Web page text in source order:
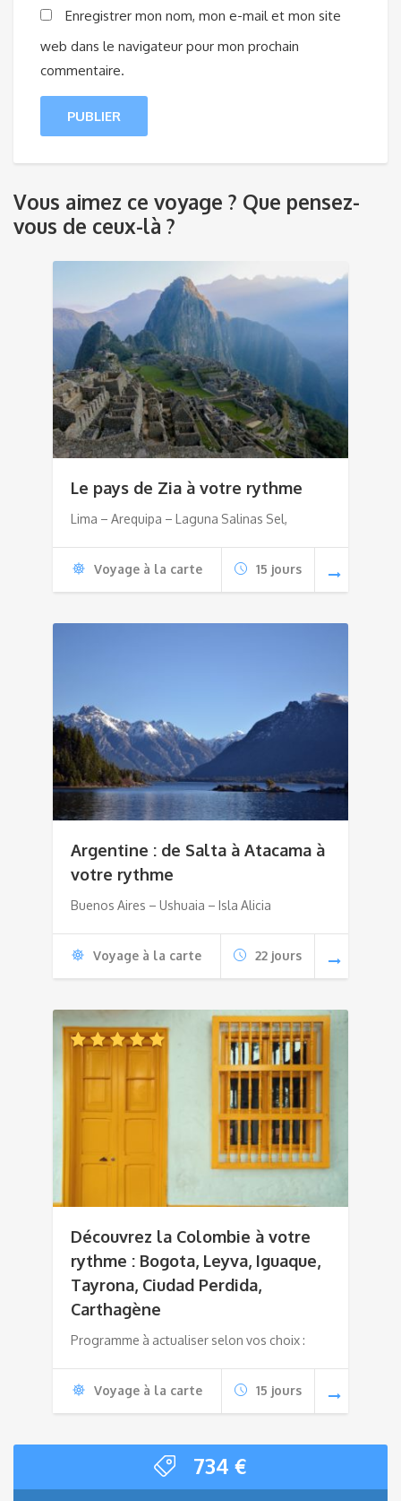
Enregistrer mon nom, mon e-mail et mon site
web dans le navigateur pour mon prochain
commentaire.
Vous aimez ce voyage ? Que pensez-
vous de ceux-là ?
Le pays de Zia à votre rythme
Lima – Arequipa – Laguna Salinas Sel,
Voyage à la carte 15 jours
Argentine : de Salta à Atacama à
votre rythme
Buenos Aires – Ushuaia – Isla Alicia
Voyage à la carte 22 jours
Découvrez la Colombie à votre
rythme : Bogota, Leyva, Iguaque,
Tayrona, Ciudad Perdida,
Carthagène
Programme à actualiser selon vos choix :
Voyage à la carte 15 jours
734 €